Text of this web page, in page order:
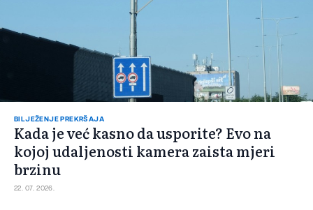
BILJEŽENJE PREKRŠAJA
Kada je već kasno da usporite? Evo na
kojoj udaljenosti kamera zaista mjeri
brzinu
22. 07. 2026.